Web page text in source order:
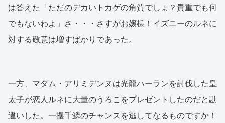
は答えた「ただのデカいトカゲの角質でしょ？貴重でも何
でもないわよ」さ・・・さすがお嬢様！イズニーのルネに
対する敬意は増すばかりであった。
一方、マダム・アリミデンヌは光龍ハーランを討伐した皇
太子が恋人ルネに大量のうろこをプレゼントしたのだと勘
違いした。一攫千鱗のチャンスを逃してなるものですか！